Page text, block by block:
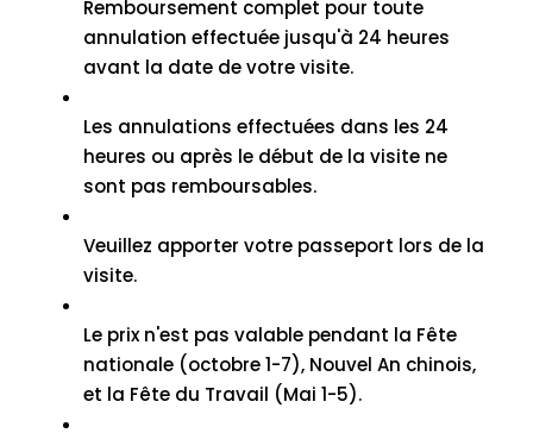
Remboursement complet pour toute
annulation effectuée jusqu'à 24 heures
avant la date de votre visite.
Les annulations effectuées dans les 24
heures ou après le début de la visite ne
sont pas remboursables.
Veuillez apporter votre passeport lors de la
visite.
Le prix n'est pas valable pendant la Fête
nationale (octobre 1-7), Nouvel An chinois,
et la Fête du Travail (Mai 1-5).